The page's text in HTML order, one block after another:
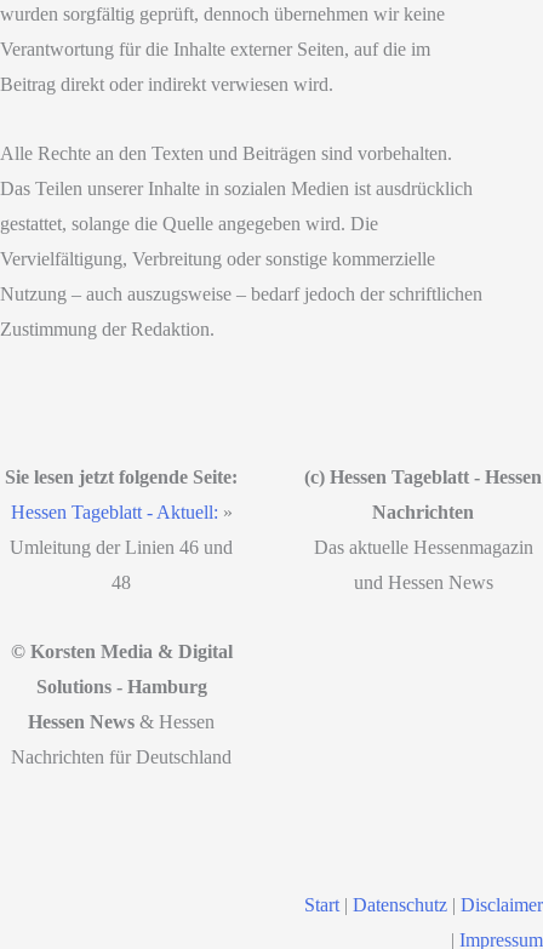
wurden sorgfältig geprüft, dennoch übernehmen wir keine
Verantwortung für die Inhalte externer Seiten, auf die im
Beitrag direkt oder indirekt verwiesen wird.
Alle Rechte an den Texten und Beiträgen sind vorbehalten.
Das Teilen unserer Inhalte in sozialen Medien ist ausdrücklich
gestattet, solange die Quelle angegeben wird. Die
Vervielfältigung, Verbreitung oder sonstige kommerzielle
Nutzung – auch auszugsweise – bedarf jedoch der schriftlichen
Zustimmung der Redaktion.
Sie lesen jetzt folgende Seite:
Hessen Tageblatt - Aktuell: »
Umleitung der Linien 46 und
48
(c) Hessen Tageblatt - Hessen
Nachrichten
Das aktuelle Hessenmagazin
und Hessen News
© Korsten Media & Digital
Solutions - Hamburg
Hessen News & Hessen
Nachrichten für Deutschland
Start | Datenschutz | Disclaimer
| Impressum